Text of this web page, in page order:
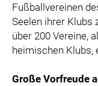
Fußballvereinen
Seelen ihrer Klubs
über 200 Vereine,
heimischen Klubs,
Große Vorfreude